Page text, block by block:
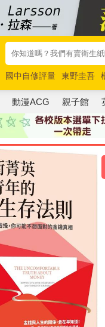
國中自修評量 東野圭吾
唯紅花綻放
奧德賽 路邊
動漫ACG 親子館